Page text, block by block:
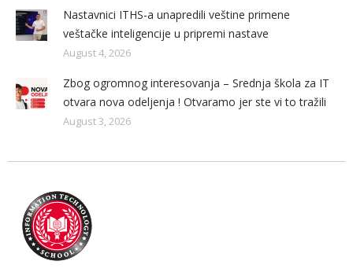
Nastavnici ITHS-a unapredili veštine primene
veštačke inteligencije u pripremi nastave
August 4, 2026
Zbog ogromnog interesovanja – Srednja škola za IT
otvara nova odeljenja ! Otvaramo jer ste vi to tražili
August 3, 2026